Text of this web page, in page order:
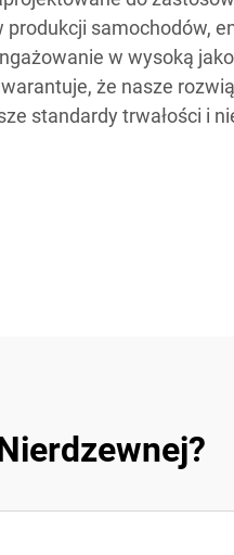
produkcji samochodów,
w wysoką
że nasze
standardy trwałości i